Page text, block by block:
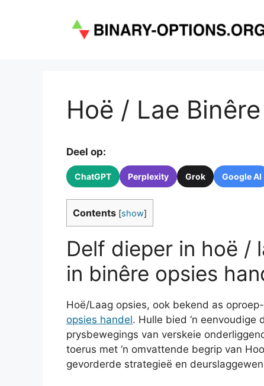
Hoë / Lae
Deel op:
ChatGPT Perplexity Grok Google AI
Contents [show]
Delf dieper in hoë /
in binêre opsies
Hoë/Laag opsies, ook bekend as
opsies handel. Hulle bied ‘n eenvoudige
prysbewegings van verskeie
toerus met ‘n omvattende begrip van
gevorderde strategieë en